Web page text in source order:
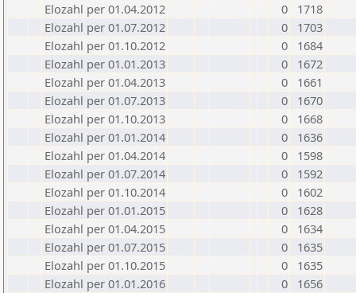
Elozahl per 01.04.2012
0
1718
Elozahl per 01.07.2012
0
1703
Elozahl per 01.10.2012
0
1684
Elozahl per 01.01.2013
0
1672
Elozahl per 01.04.2013
0
1661
Elozahl per 01.07.2013
0
1670
Elozahl per 01.10.2013
0
1668
Elozahl per 01.01.2014
0
1636
Elozahl per 01.04.2014
0
1598
Elozahl per 01.07.2014
0
1592
Elozahl per 01.10.2014
0
1602
Elozahl per 01.01.2015
0
1628
Elozahl per 01.04.2015
0
1634
Elozahl per 01.07.2015
0
1635
Elozahl per 01.10.2015
0
1635
Elozahl per 01.01.2016
0
1656